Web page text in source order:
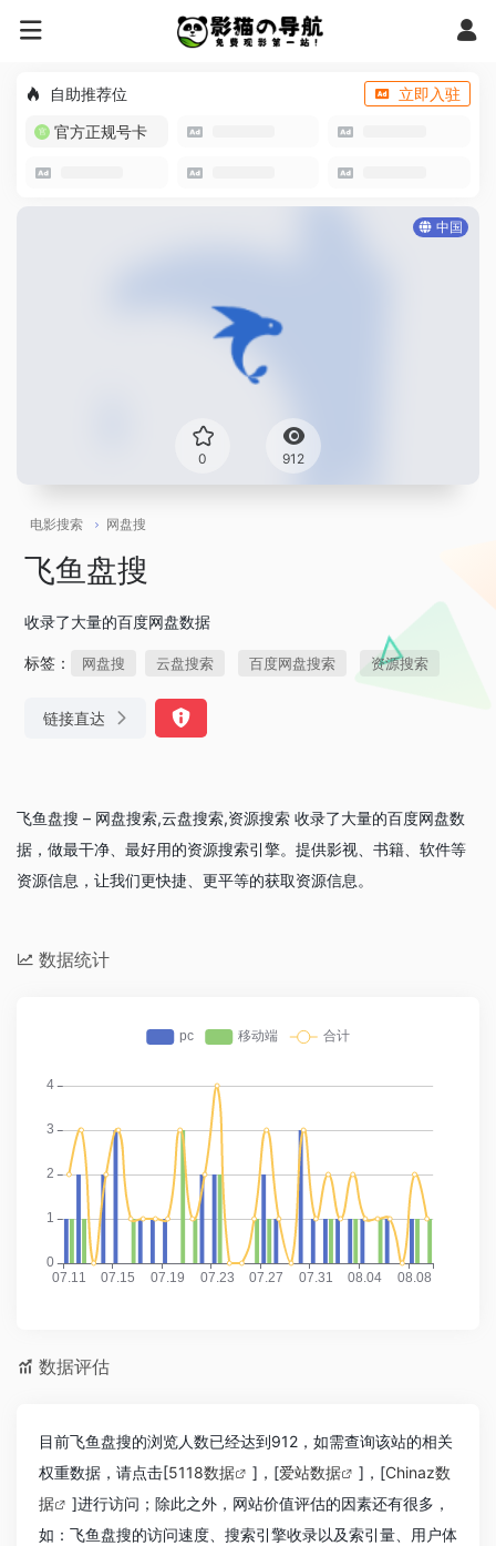
自助推荐位
立即入驻
官方正规号卡
中国
0 912
电影搜索 网盘搜
飞鱼盘搜
收录了大量的百度网盘数据
标签： 网盘搜 云盘搜索 百度网盘搜索 资源搜索
链接直达
飞鱼盘搜 – 网盘搜索,云盘搜索,资源搜索 收录了大量的百度网盘数
据，做最干净、最好用的资源搜索引擎。提供影视、书籍、软件等
资源信息，让我们更快捷、更平等的获取资源信息。
数据统计
数据评估
目前飞鱼盘搜的浏览人数已经达到912，如需查询该站的相关
权重数据，请点击[5118数据 ]，[爱站数据 ]，[Chinaz数
据
]进行访问；除此之外，网站价值评估的因素还有很多，
如：飞鱼盘搜的访问速度、搜索引擎收录以及索引量、用户体